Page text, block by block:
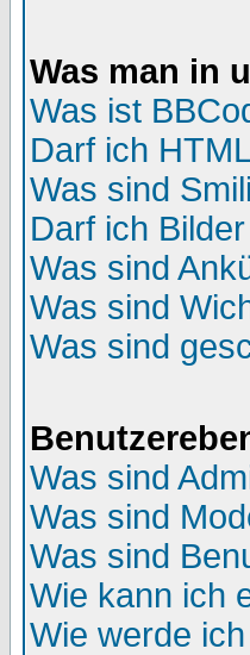
Was man in
Was ist
Darf ich
Was sind
Darf ich
Was sind
Was sind
Was sind
Was sind
Was sind
Was sind
Wie kann ich
Wie werde